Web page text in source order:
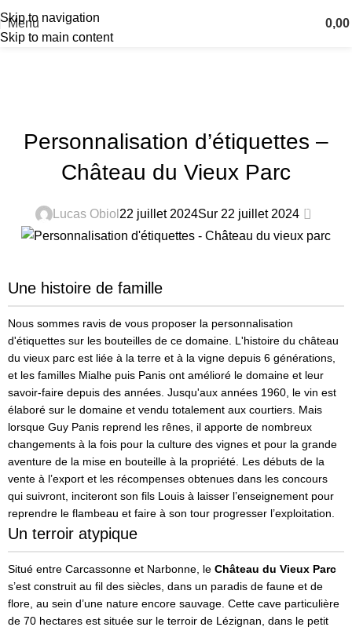
Skip to navigation
Skip to main content
Menu 0,00
Personnalisation d’étiquettes –
Château du Vieux Parc
Lucas Obiol 22 juillet 2024Sur 22 juillet 2024 0
Une histoire de famille
Nous sommes ravis de vous proposer la personnalisation
d'étiquettes sur les bouteilles de ce domaine. L'histoire du château
du vieux parc est liée à la terre et à la vigne depuis 6 générations,
et les familles Mialhe puis Panis ont amélioré le domaine et leur
savoir-faire depuis des années. Jusqu'aux années 1960, le vin est
élaboré sur le domaine et vendu totalement aux courtiers. Mais
lorsque Guy Panis reprend les rênes, il apporte de nombreux
changements à la fois pour la culture des vignes et pour la grande
aventure de la mise en bouteille à la propriété. Les débuts de la
vente à l’export et les récompenses obtenues dans les concours
qui suivront, inciteront son fils Louis à laisser l’enseignement pour
reprendre le flambeau et faire à son tour progresser l’exploitation.
Un terroir atypique
Situé entre Carcassonne et Narbonne, le Château du Vieux Parc
s’est construit au fil des siècles, dans un paradis de faune et de
flore, au sein d’une nature encore sauvage. Cette cave particulière
de 70 hectares est située sur le terroir de Lézignan, dans le petit